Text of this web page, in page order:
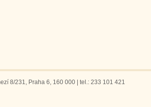
8/231, Praha 6, 160 000 | tel.: 233 101 421